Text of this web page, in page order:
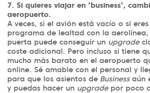
7. Si quieres viajar en 'business',
aeropuerto.
A veces, si el avión está vacío o si
programa de lealtad con la
puerta puede conseguir un upgrade
coste adicional. Pero incluso si tiene
mucho más barato en el aeropuerto
online. Sé amable con el personal y
para que los asientos de Businessaún
y puedas hacer un upgradepor poco